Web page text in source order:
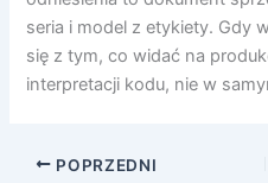
seria i model z etykiety. Gdy
się z tym, co widać na
interpretacji kodu, nie w
POPRZEDNI